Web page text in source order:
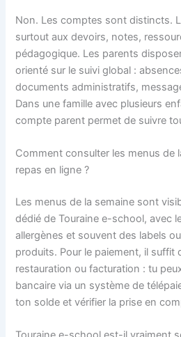
Non. Les comptes sont distincts.
surtout aux devoirs, notes,
pédagogique. Les parents
orienté sur le suivi global :
documents administratifs,
Dans une famille avec plusieurs
compte parent permet de suivre
Comment consulter les menus de
repas en ligne ?
Les menus de la semaine sont
dédié de Touraine e-school, avec
allergènes et souvent des labels
produits. Pour le paiement, il suffit
restauration ou facturation : tu
bancaire via un système de
ton solde et vérifier la prise en